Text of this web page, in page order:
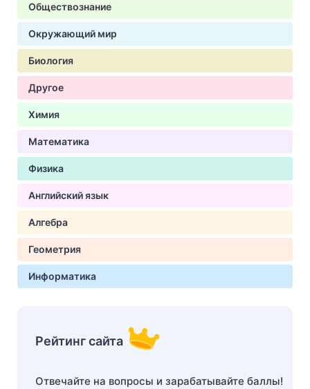
Обществознание
Окружающий мир
Биология
Другое
Химия
Математика
Физика
Английский язык
Алгебра
Геометрия
Информатика
Рейтинг сайта
Отвечайте на вопросы и зарабатывайте баллы!